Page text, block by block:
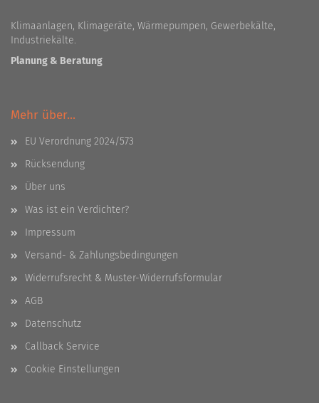
Klimaanlagen, Klimageräte, Wärmepumpen, Gewerbekälte,
Industriekälte.
Planung & Beratung
Mehr über...
EU Verordnung 2024/573
Rücksendung
Über uns
Was ist ein Verdichter?
Impressum
Versand- & Zahlungsbedingungen
Widerrufsrecht & Muster-Widerrufsformular
AGB
Datenschutz
Callback Service
Cookie Einstellungen